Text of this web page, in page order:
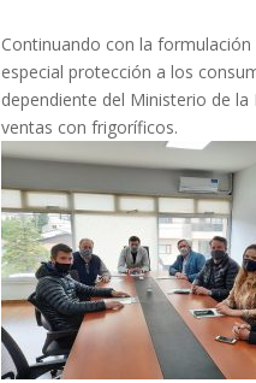
Continuando con la
especial protección a los
dependiente del Ministerio de
ventas con frigoríficos.